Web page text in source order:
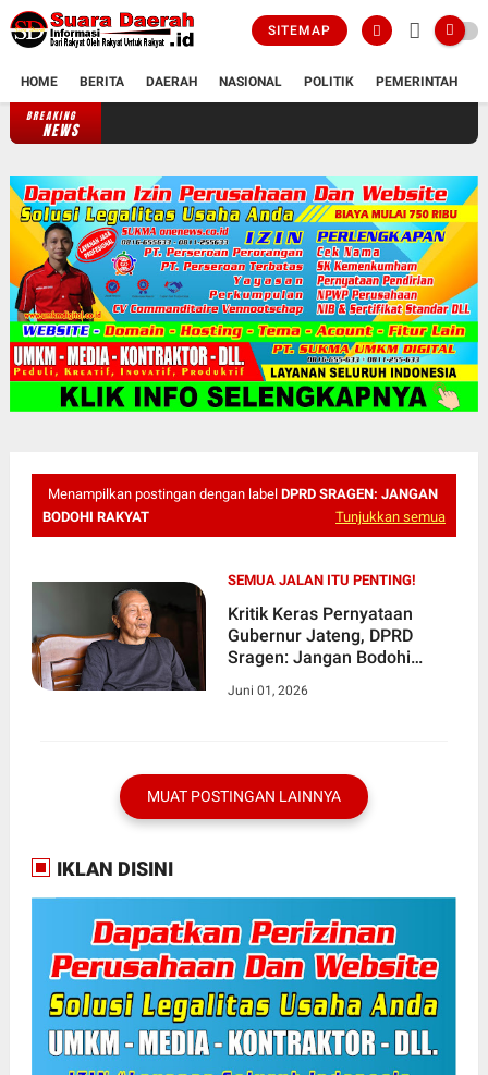
SITEMAP
HOME BERITA DAERAH NASIONAL POLITIK PEMERINTAH
BREAKING
NEWS
Menampilkan postingan dengan label DPRD SRAGEN: JANGAN
BODOHI RAKYAT
Tunjukkan semua
SEMUA JALAN ITU PENTING!
Kritik Keras Pernyataan
Gubernur Jateng, DPRD
Sragen: Jangan Bodohi
Penting!
Juni 01, 2026
MUAT POSTINGAN LAINNYA
IKLAN DISINI